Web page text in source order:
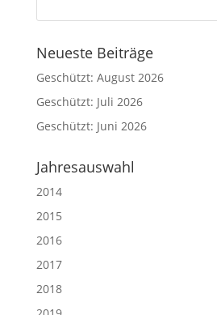
Neueste Beiträge
Geschützt: August 2026
Geschützt: Juli 2026
Geschützt: Juni 2026
Jahresauswahl
2014
2015
2016
2017
2018